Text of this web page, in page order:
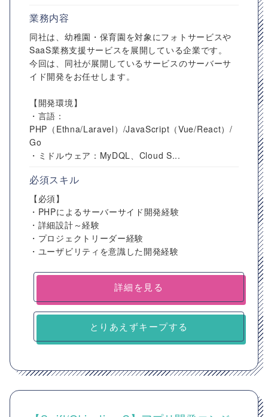
業務内容
同社は、幼稚園・保育園を対象にフォトサービスや
SaaS業務支援サービスを展開している企業です。
今回は、同社が展開しているサービスのサーバーサ
イド開発をお任せします。
【開発環境】
・言語：
PHP（Ethna/Laravel）/JavaScript（Vue/React）/
Go
・ミドルウェア：MyDQL、Cloud S...
必須スキル
【必須】
・PHPによるサーバーサイド開発経験
・詳細設計～経験
・プロジェクトリーダー経験
・ユーザビリティを意識した開発経験
詳細を見る
とりあえずキープする